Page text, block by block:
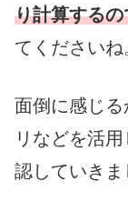
り計算する
てくださいね
面倒に感じ
リなどを活
認していきま